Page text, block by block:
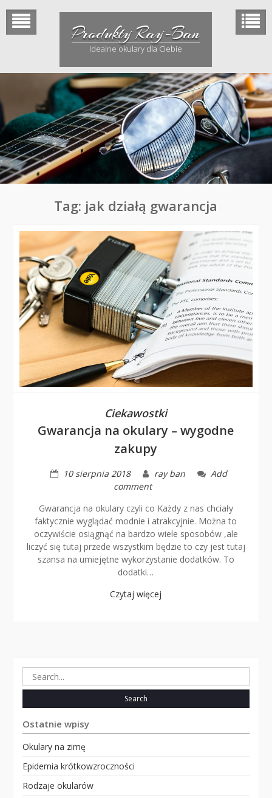
Skip
content
Produkty Ray-Ban
Idealne okulary dla Ciebie
Tag: jak działą gwarancja
Ciekawostki
Gwarancja na okulary – wygodne
zakupy
10 sierpnia 2018 ray ban
Add
comment
Gwarancja na okulary czyli co Każdy z nas chciały
faktycznie wyglądać modnie i atrakcyjnie. Można to
oczywiście osiągnąć na bardzo wiele sposobów ,ale
liczyć się tutaj przede wszystkim będzie to czy jest tutaj
szansa na umiejętne wykorzystanie dodatków. To
dodatki…
Czytaj więcej
Search
for:
Ostatnie wpisy
Okulary na zimę
Epidemia krótkowzroczności
Rodzaje okularów